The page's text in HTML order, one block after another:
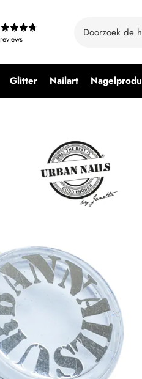
reviews
Glitter Nailart